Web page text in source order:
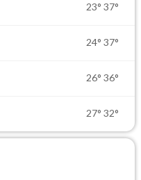
23° 37°
24° 37°
26° 36°
27° 32°